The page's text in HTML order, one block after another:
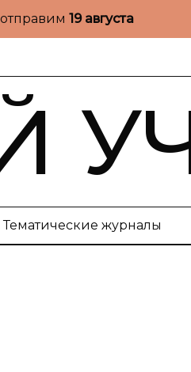
19 августа
Тематические журналы